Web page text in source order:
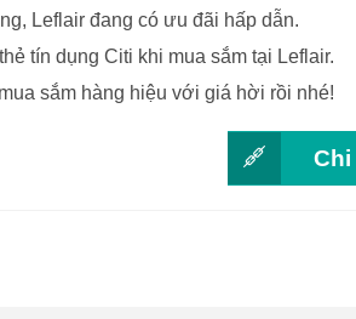
Leflair đang có ưu đãi hấp dẫn.
tín dụng Citi khi mua sắm tại Leflair.
sắm hàng hiệu với giá hời rồi nhé!
Chi